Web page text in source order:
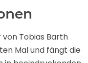
Tobias Barth
Mal und fängt die